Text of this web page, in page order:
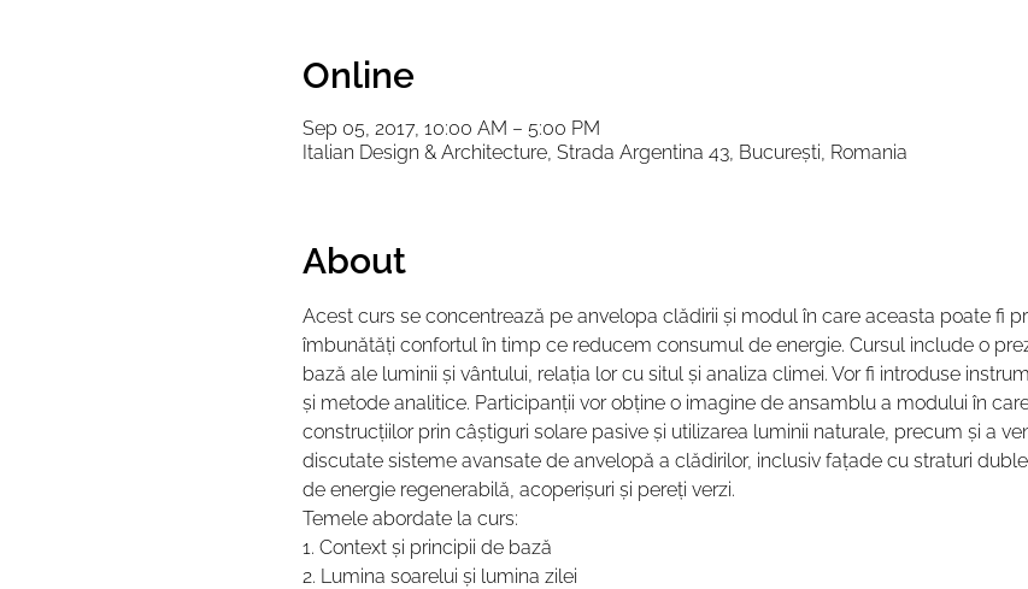
Online
Sep 05, 2017, 10:00 AM – 5:00 PM
Italian Design & Architecture, Strada Argentina 43, București, Romania
About
Acest curs se concentrează pe anvelopa clădirii și modul în care aceasta poate fi
îmbunătăți confortul în timp ce reducem consumul de energie. Cursul include o
bază ale luminii și vântului, relația lor cu situl și analiza climei. Vor fi introduse
și metode analitice. Participanții vor obține o imagine de ansamblu a modului în
construcțiilor prin câștiguri solare pasive și utilizarea luminii naturale, precum și a
discutate sisteme avansate de anvelopă a clădirilor, inclusiv fațade cu straturi
de energie regenerabilă, acoperișuri și pereți verzi.
Temele abordate la curs:
1. Context și principii de bază
2. Lumina soarelui și lumina zilei